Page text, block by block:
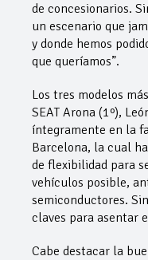
de concesionarios.
un escenario que
y donde hemos
que queríamos”.
Los tres modelos
SEAT Arona (1º),
íntegramente en la
Barcelona, la cual
de flexibilidad para
vehículos posible,
semiconductores.
claves para asentar
Cabe destacar la